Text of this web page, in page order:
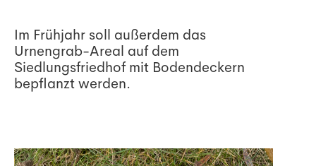
Im Frühjahr soll außerdem das
Urnengrab-Areal auf dem
Siedlungsfriedhof mit Bodendeckern
bepflanzt werden.